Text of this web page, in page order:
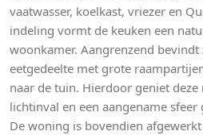
vaatwasser, koelkast, vriezer en
indeling vormt de keuken een
woonkamer. Aangrenzend
eetgedeelte met grote
naar de tuin. Hierdoor geniet
lichtinval en een aangename
De woning is bovendien